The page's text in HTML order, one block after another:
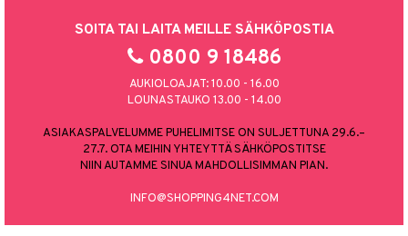
SOITA TAI LAITA MEILLE SÄHKÖPOSTIA
0800 9 18486
AUKIOLOAJAT: 10.00 - 16.00
LOUNASTAUKO 13.00 - 14.00
ASIAKASPALVELUMME PUHELIMITSE ON SULJETTUNA 29.6.–
27.7. OTA MEIHIN YHTEYTTÄ SÄHKÖPOSTITSE
NIIN AUTAMME SINUA MAHDOLLISIMMAN PIAN.
INFO@SHOPPING4NET.COM